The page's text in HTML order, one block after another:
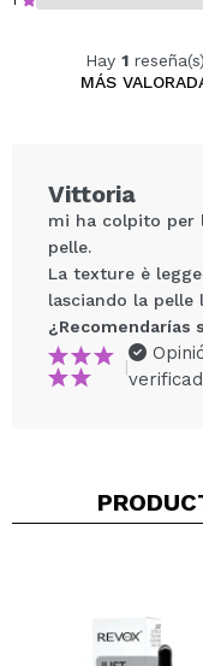
Hay 1
MÁS
Vittoria
mi ha colpito per
pelle.
La texture è
lasciando la pelle
¿Recomendarías
|